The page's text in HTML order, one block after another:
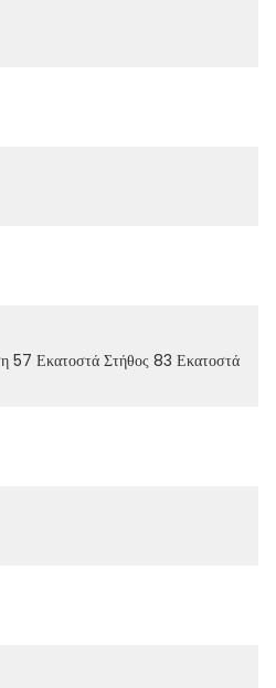
57 Εκατοστά Στήθος 83 Εκατοστά